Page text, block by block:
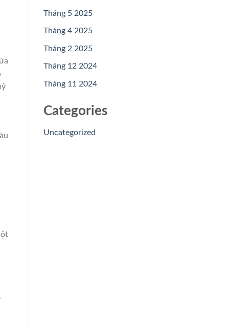
Tháng 5 2025
Tháng 4 2025
Tháng 2 2025
Tháng 12 2024
Tháng 11 2024
Categories
Uncategorized